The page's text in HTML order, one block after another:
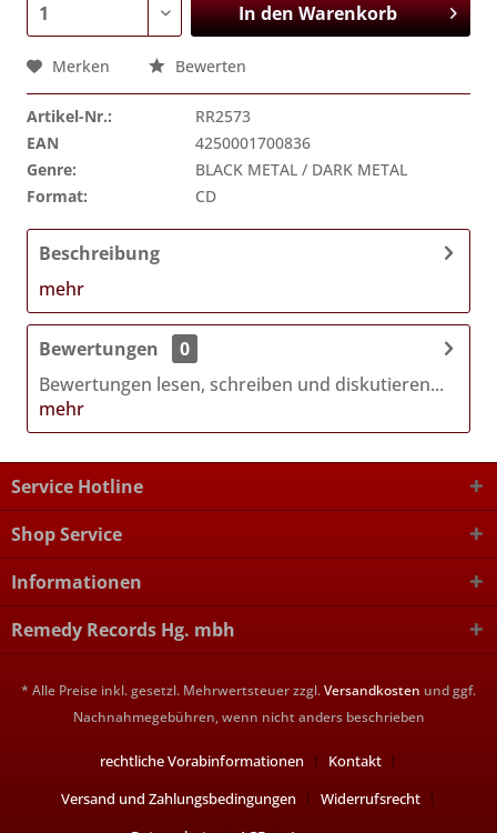
In denWarenkorb
Merken Bewerten
Artikel-Nr.:
RR2573
EAN
4250001700836
Genre:
BLACK METAL / DARK METAL
Format:
CD
Beschreibung
mehr
Bewertungen
0
Bewertungen lesen, schreiben und diskutieren...
mehr
Service Hotline
Shop Service
Informationen
Remedy Records Hg. mbh
* Alle Preise inkl. gesetzl. Mehrwertsteuer zzgl.Versandkosten und ggf.
Nachnahmegebühren, wenn nicht anders beschrieben
rechtliche Vorabinformationen
Kontakt
Versand und Zahlungsbedingungen
Widerrufsrecht